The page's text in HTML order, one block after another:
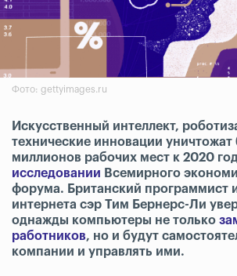
Фото: gettyimages.ru
Искусственный интеллект,
технические инновации уничтожат
миллионов рабочих мест к 2020
исследовании Всемирного
форума. Британский программист
интернета сэр Тим Бернерс-Ли
однажды компьютеры не только
работников, но и будут
компании и управлять ими.